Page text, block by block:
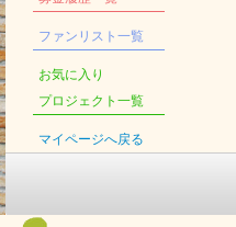
ファンリスト一覧
お気に入り
プロジェクト一覧
マイページへ戻る